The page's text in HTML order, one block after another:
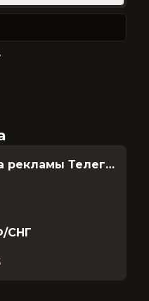
TelegAds.Fun - Биржа рекламы Телеграм
СНГ